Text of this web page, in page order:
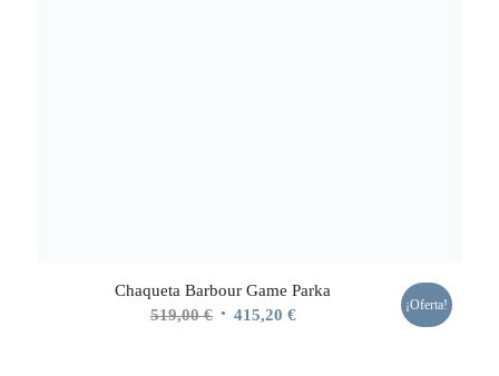
Chaqueta Barbour Game Parka
519,00€ El 415,20 €El
¡Oferta!